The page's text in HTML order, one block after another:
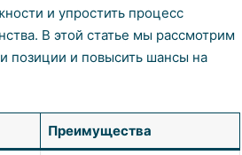
и упростить процесс
В этой статье мы рассмотрим
позиции и повысить шансы на
Преимущества